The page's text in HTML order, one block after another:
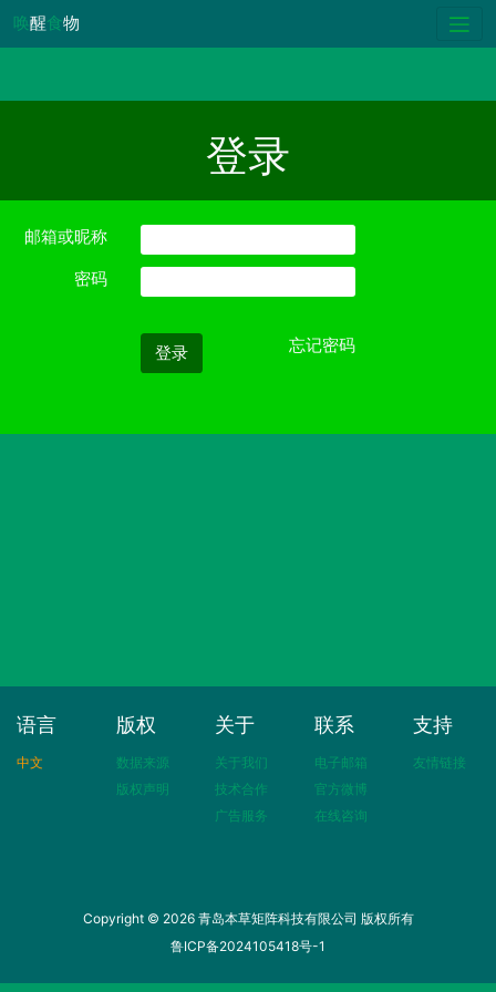
唤醒食物
登录
邮箱或昵称
密码
登录 忘记密码
语言
中文
版权
数据来源
版权声明
关于
关于我们
技术合作
广告服务
联系
电子邮箱
官方微博
在线咨询
支持
友情链接
Copyright © 2026 青岛本草矩阵科技有限公司 版权所有
鲁ICP备2024105418号-1